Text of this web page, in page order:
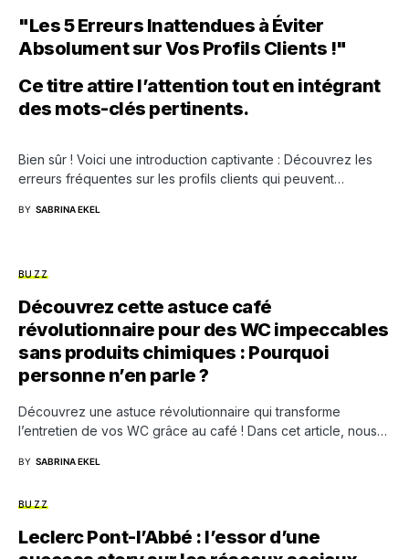
"Les 5 Erreurs Inattendues à Éviter
Absolument sur Vos Profils Clients !"
Ce titre attire l’attention tout en intégrant
des mots-clés pertinents.
Bien sûr ! Voici une introduction captivante : Découvrez les
erreurs fréquentes sur les profils clients qui peuvent…
BY SABRINA EKEL
BUZZ
Découvrez cette astuce café
révolutionnaire pour des WC impeccables
sans produits chimiques : Pourquoi
personne n’en parle ?
Découvrez une astuce révolutionnaire qui transforme
l’entretien de vos WC grâce au café ! Dans cet article, nous…
BY SABRINA EKEL
BUZZ
Leclerc Pont-l’Abbé : l’essor d’une